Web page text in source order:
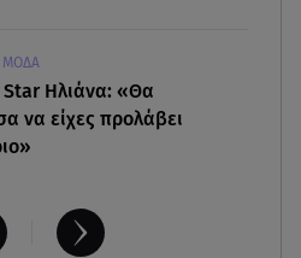
ΜΟΔΑ
Ηλιάνα: «Θα
να είχες προλάβει